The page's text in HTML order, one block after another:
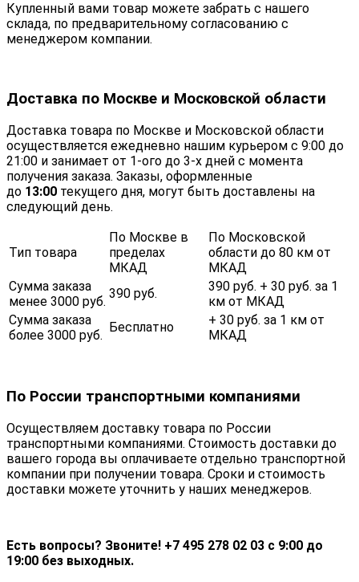
Купленный вами товар можете забрать с нашего
склада, по предварительному согласованию с
менеджером компании.
Доставка по Москве и Московской области
Доставка товара по Москве и Московской области
осуществляется ежедневно нашим курьером с 9:00 до
21:00 и занимает от 1-ого до 3-х дней с момента
получения заказа. Заказы, оформленные
до 13:00 текущего дня, могут быть доставлены на
следующий день.
Тип товара
По Москве в
пределах
МКАД
По Московской
области до 80 км от
МКАД
Сумма заказа
менее 3000 руб.
390 руб.
390 руб. + 30 руб. за 1
км от МКАД
Сумма заказа
более 3000 руб.
Бесплатно
+ 30 руб. за 1 км от
МКАД
По России транспортными компаниями
Осуществляем доставку товара по России
транспортными компаниями. Стоимость доставки до
вашего города вы оплачиваете отдельно транспортной
компании при получении товара. Сроки и стоимость
доставки можете уточнить у наших менеджеров.
Есть вопросы? Звоните! +7 495 278 02 03 с 9:00 до
19:00 без выходных.